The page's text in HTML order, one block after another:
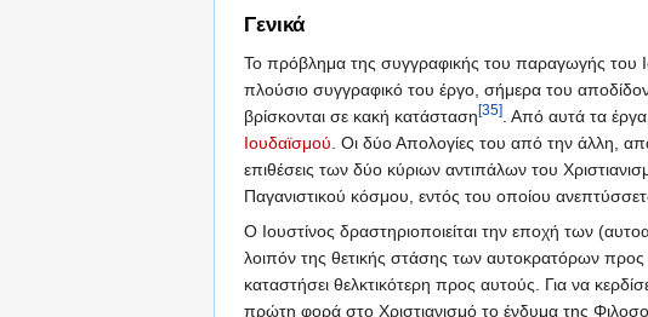
Γενικά
Το πρόβλημα της συγγραφικής του παραγωγής του
πλούσιο συγγραφικό του έργο, σήμερα του
βρίσκονται σε κακή κατάσταση[35]
. Από αυτά τα
Ιουδαϊσμού . Οι δύο Απολογίες του από την άλλη,
επιθέσεις των δύο κύριων αντιπάλων του
Παγανιστικού κόσμου, εντός του οποίου
Ο Ιουστίνος δραστηριοποιείται την εποχή των
λοιπόν της θετικής στάσης των αυτοκρατόρων προς
καταστήσει θελκτικότερη προς αυτούς. Για να
πρώτη φορά στο Χριστιανισμό το ένδυμα της